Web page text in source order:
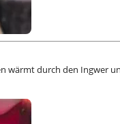
wärmt durch den Ingwer